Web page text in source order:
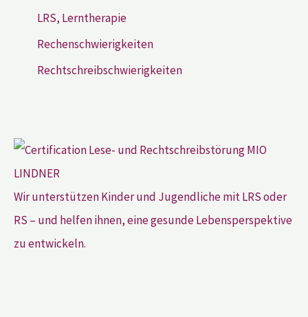
LRS, Lerntherapie
Rechenschwierigkeiten
Rechtschreibschwierigkeiten
Wir unterstützen Kinder und Jugendliche mit LRS oder
RS – und helfen ihnen, eine gesunde Lebensperspektive
zu entwickeln.